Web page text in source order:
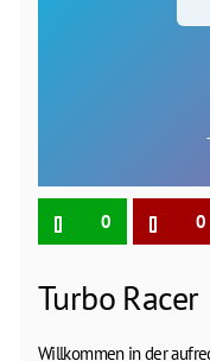
0 0
Turbo Racer
Willkommen in der